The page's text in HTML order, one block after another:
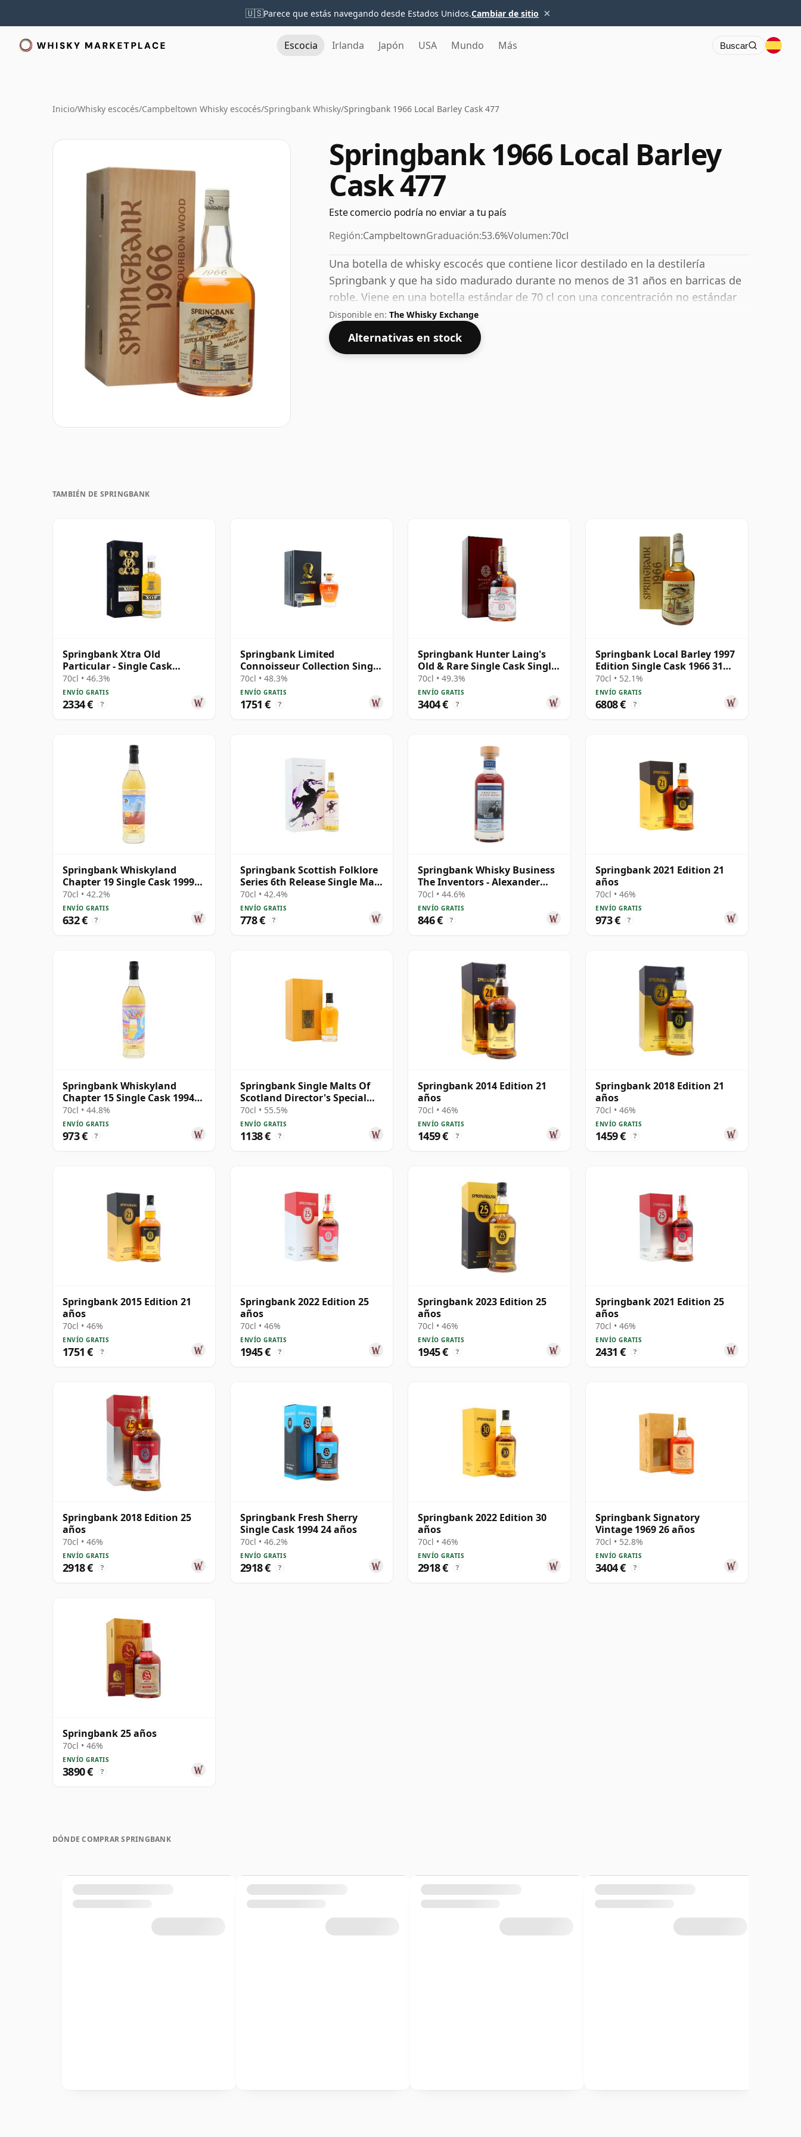
🇺🇸Parece que estás navegando desde Estados Unidos.Cambiar de sitio ×
Escocia Irlanda Japón USA Mundo Más Buscar
Inicio/Whisky escocés/Campbeltown Whisky escocés/Springbank Whisky/Springbank 1966 Local Barley Cask 477
Springbank 1966 Local Barley
Cask 477
Este comercio podría no enviar a tu país
Región:CampbeltownGraduación:53.6%Volumen:70cl
Una botella de whisky escocés que contiene licor destilado en la destilería
Springbank y que ha sido madurado durante no menos de 31 años en barricas de
roble. Viene en una botella estándar de 70 cl con una concentración no estándar
del 53,6%.
Disponible en: The Whisky Exchange
Alternativas en stock
TAMBIÉN DE SPRINGBANK
Springbank Xtra Old
Particular - Single Cask
#18281 1992 31 años
70cl • 46.3%
ENVÍO GRATIS
2334 € ?
Springbank Limited
Connoisseur Collection Single
Cask #230 1991 31 años
70cl • 48.3%
ENVÍO GRATIS
1751 € ?
Springbank Hunter Laing's
Old & Rare Single Cask Single
Malt 1991 31 años
70cl • 49.3%
ENVÍO GRATIS
3404 € ?
Springbank Local Barley 1997
Edition Single Cask 1966 31
años
70cl • 52.1%
ENVÍO GRATIS
6808 € ?
Springbank Whiskyland
Chapter 19 Single Cask 1999
25 años
70cl • 42.2%
ENVÍO GRATIS
632 € ?
Springbank Scottish Folklore
Series 6th Release Single Malt
S 2000 21 años
70cl • 42.4%
ENVÍO GRATIS
778 € ?
Springbank Whisky Business
The Inventors - Alexander
Graham B 1997 28 años
70cl • 44.6%
ENVÍO GRATIS
846 € ?
Springbank 2021 Edition 21
años
70cl • 46%
ENVÍO GRATIS
973 € ?
Springbank Whiskyland
Chapter 15 Single Cask 1994
30 años
70cl • 44.8%
ENVÍO GRATIS
973 € ?
Springbank Single Malts Of
Scotland Director's Special
Scotch 25 años
70cl • 55.5%
ENVÍO GRATIS
1138 € ?
Springbank 2014 Edition 21
años
70cl • 46%
ENVÍO GRATIS
1459 € ?
Springbank 2018 Edition 21
años
70cl • 46%
ENVÍO GRATIS
1459 € ?
Springbank 2015 Edition 21
años
70cl • 46%
ENVÍO GRATIS
1751 € ?
Springbank 2022 Edition 25
años
70cl • 46%
ENVÍO GRATIS
1945 € ?
Springbank 2023 Edition 25
años
70cl • 46%
ENVÍO GRATIS
1945 € ?
Springbank 2021 Edition 25
años
70cl • 46%
ENVÍO GRATIS
2431 € ?
Springbank 2018 Edition 25
años
70cl • 46%
ENVÍO GRATIS
2918 € ?
Springbank Fresh Sherry
Single Cask 1994 24 años
70cl • 46.2%
ENVÍO GRATIS
2918 € ?
Springbank 2022 Edition 30
años
70cl • 46%
ENVÍO GRATIS
2918 € ?
Springbank Signatory
Vintage 1969 26 años
70cl • 52.8%
ENVÍO GRATIS
3404 € ?
Springbank 25 años
70cl • 46%
ENVÍO GRATIS
3890 € ?
DÓNDE COMPRAR SPRINGBANK